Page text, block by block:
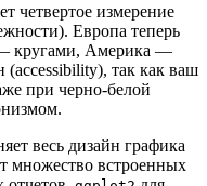
четвертое измерение
Европа теперь
кругами, Америка —
так как ваш
при черно-белой
весь дизайн графика
множество встроенных